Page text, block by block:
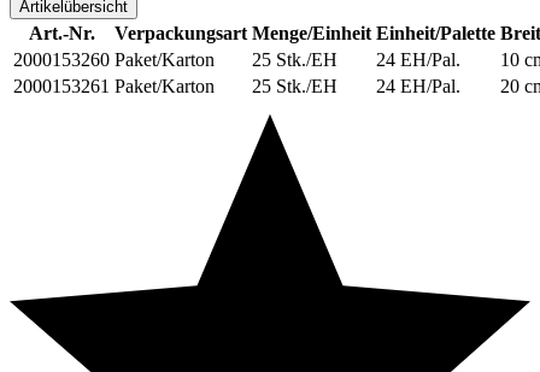
Artikelübersicht
Art.-Nr. Verpackungsart Menge/Einheit Einheit/Palette
2000153260 Paket/Karton 25 Stk./EH 24 EH/Pal.
10
2000153261 Paket/Karton 25 Stk./EH 24 EH/Pal. 20